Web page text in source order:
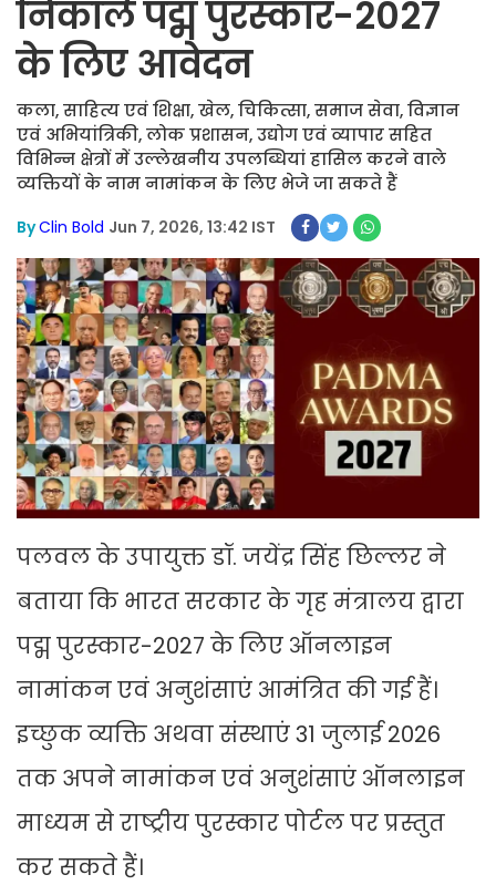
निकाले पद्म पुरस्कार-2027
के लिए आवेदन
कला, साहित्य एवं शिक्षा, खेल, चिकित्सा, समाज सेवा, विज्ञान
एवं अभियांत्रिकी, लोक प्रशासन, उद्योग एवं व्यापार सहित
विभिन्न क्षेत्रों में उल्लेखनीय उपलब्धियां हासिल करने वाले
व्यक्तियों के नाम नामांकन के लिए भेजे जा सकते हैं
ByClin Bold Jun 7, 2026, 13:42 IST
पलवल के उपायुक्त डॉ. जयेंद्र सिंह छिल्लर ने
बताया कि भारत सरकार के गृह मंत्रालय द्वारा
पद्म पुरस्कार-2027 के लिए ऑनलाइन
नामांकन एवं अनुशंसाएं आमंत्रित की गई हैं।
इच्छुक व्यक्ति अथवा संस्थाएं 31 जुलाई 2026
तक अपने नामांकन एवं अनुशंसाएं ऑनलाइन
माध्यम से राष्ट्रीय पुरस्कार पोर्टल पर प्रस्तुत
कर सकते हैं।